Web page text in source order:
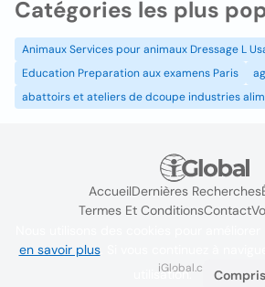
Catégories les plus
Animaux Services pour animaux Dressage L
Education Preparation aux examens Paris
abattoirs et ateliers de dcoupe industries
AccueilDernières Recherches
Termes Et ConditionsContact
iGlobal.co @ 2024
en savoir plus. Si vous continuez à
utilisation.
Compris